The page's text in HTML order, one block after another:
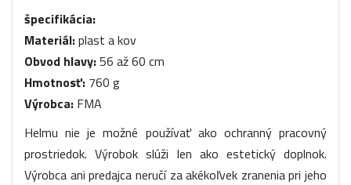
špecifikácia:
Materiál:plast a kov
Obvod hlavy:56 až 60 cm
Hmotnosť: 760 g
Výrobca: FMA
Helmu nie je možné používať ako ochranný pracovný
prostriedok. Výrobok slúži len ako estetický doplnok.
Výrobca ani predajca neručí za akékoľvek zranenia pri jeho